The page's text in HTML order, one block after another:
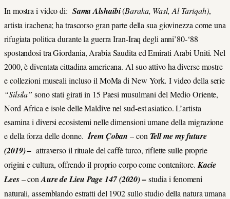
In mostra i video di: Sama Alshaibi(Baraka, Wasl, Al Tariqah),
artista irachena; ha trascorso gran parte della sua giovinezza come una
rifugiata politica durante la guerra Iran-Iraq degli anni’80-‘88
spostandosi tra Giordania, Arabia Saudita ed Emirati Arabi Uniti.Nel
2000, è diventata cittadina americana. Al suo attivo ha diverse mostre
e collezioni museali incluso il MoMa di New York. I video della serie
“Silsila” sono stati girati in 15 Paesi musulmani del Medio Oriente,
Nord Africa e isole delle Maldive nel sud-est asiatico. L’artista
esamina i diversi ecosistemi nelle dimensioni umane della migrazione
e della forza delle donne.İrem Çoban – con Tell me my future
(2019) –attraverso il rituale del caffè turco, riflette sulle proprie
origini e cultura, offrendo il proprio corpo come contenitore. Kacie
Lees– con Aure de Lieu Page 147 (2020) –studia i fenomeni
naturali, assemblando estratti del 1902 sullo studio della natura umana